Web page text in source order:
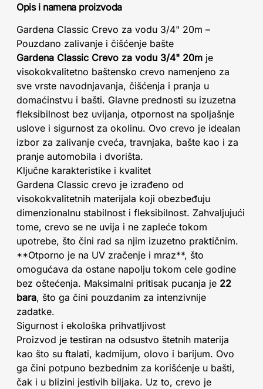
Opis i namena proizvoda
Gardena Classic Crevo za vodu 3/4" 20m –
Pouzdano zalivanje i čišćenje bašte
Gardena Classic Crevo za vodu 3/4" 20m je
visokokvalitetno baštensko crevo namenjeno za
sve vrste navodnjavanja, čišćenja i pranja u
domaćinstvu i bašti. Glavne prednosti su izuzetna
fleksibilnost bez uvijanja, otpornost na spoljašnje
uslove i sigurnost za okolinu. Ovo crevo je idealan
izbor za zalivanje cveća, travnjaka, bašte kao i za
pranje automobila i dvorišta.
Ključne karakteristike i kvalitet
Gardena Classic crevo je izrađeno od
visokokvalitetnih materijala koji obezbeđuju
dimenzionalnu stabilnost i fleksibilnost. Zahvaljujući
tome, crevo se ne uvija i ne zapleće tokom
upotrebe, što čini rad sa njim izuzetno praktičnim.
**Otporno je na UV zračenje i mraz**, što
omogućava da ostane napolju tokom cele godine
bez oštećenja. Maksimalni pritisak pucanja je 22
bara, što ga čini pouzdanim za intenzivnije
zadatke.
Sigurnost i ekološka prihvatljivost
Proizvod je testiran na odsustvo štetnih materija
kao što su ftalati, kadmijum, olovo i barijum. Ovo
ga čini potpuno bezbednim za korišćenje u bašti,
čak i u blizini jestivih biljaka. Uz to, crevo je